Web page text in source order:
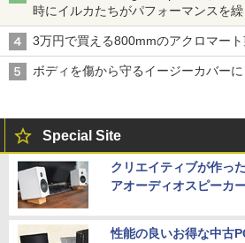
時にイルカたちがパフォーマンスを繰
3万円で買える800mmのアクロマー
ボディを傷から守るイージーカバー
Special Site
クリエイティブが作っ
アオーディオスピーカ
性能の良いお得な中古